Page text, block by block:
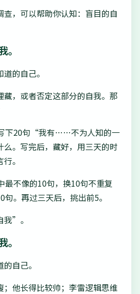
，可以帮助你认知：盲目的自
。
的自己。
藏，或者否定这部分的自我。那
下20句“我有……不为人知的一
。写完后，藏好，用三天的时
。
最不像的10句，换10句不重复
。再过三天后，挑出前5。
”。
。
自己。
；他长得比较帅；李雷逻辑思维